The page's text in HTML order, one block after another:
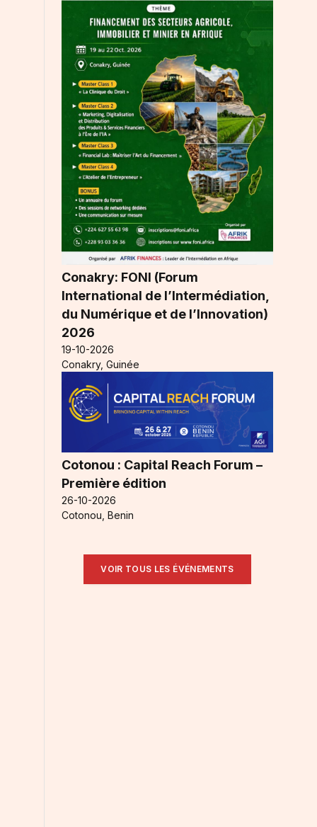
Conakry: FONI (Forum
International de l’Intermédiation,
du Numérique et de l’Innovation)
2026
19-10-2026
Conakry, Guinée
Cotonou : Capital Reach Forum –
Première édition
26-10-2026
Cotonou, Benin
VOIR TOUS LES ÉVÉNEMENTS